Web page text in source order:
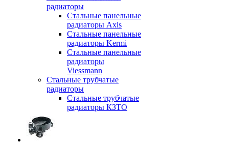
радиаторы
Стальные панельные
радиаторы Axis
Стальные панельные
радиаторы Kermi
Стальные панельные
радиаторы
Viessmann
Стальные трубчатые
радиаторы
Стальные трубчатые
радиаторы КЗТО